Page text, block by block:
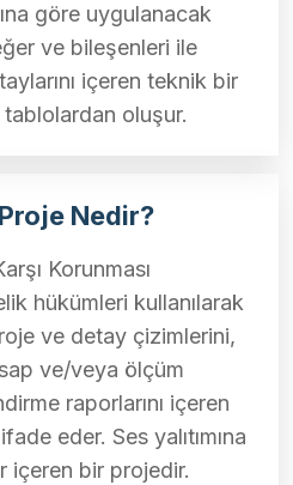
göre uygulanacak
ve bileşenleri ile
içeren teknik bir
oluşur.
Nedir?
Korunması
hükümleri kullanılarak
ve detay çizimlerini,
ve/veya ölçüm
raporlarını içeren
eder. Ses yalıtımına
içeren bir projedir.